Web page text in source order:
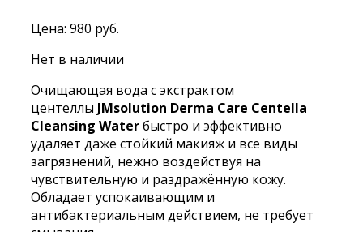
Цена: 980 руб.
Нет в наличии
Очищающая вода с экстрактом
центеллы JMsolution Derma Care Centella
Cleansing Waterбыстро и эффективно
удаляет даже стойкий макияж и все виды
загрязнений, нежно воздействуя на
чувствительную и раздражённую кожу.
Обладает успокаивающим и
антибактериальным действием, не требует